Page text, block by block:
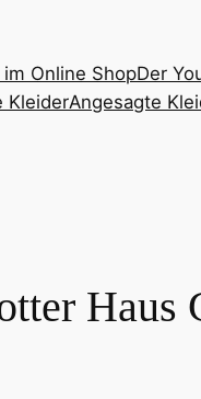
Online ShopDer
KleiderAngesagte